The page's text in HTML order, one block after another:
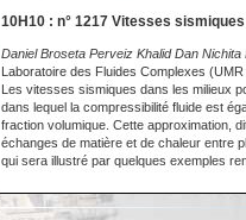
10H10 : n° 1217 Vitesses
Daniel Broseta Perveiz Khalid Dan
Laboratoire des Fluides Complexes (UMR
Les vitesses sismiques dans les milieux
dans lequel la compressibilité fluide est
fraction volumique. Cette approximation,
échanges de matière et de chaleur entre
qui sera illustré par quelques exemples